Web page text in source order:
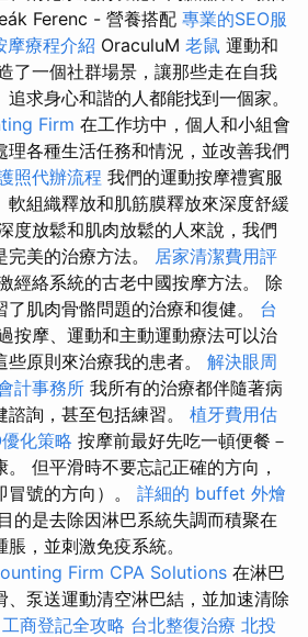
Ferenc - 營養搭配 專業的SEO服
摩療程介紹 OraculuM 老鼠 運動和
了一個社群場景，讓那些走在自我
求身心和諧的人都能找到一個家。
Firm 在工作坊中，個人和小組會
理各種生活任務和情況，並改善我們
照代辦流程 我們的運動按摩禮賓服
軟組織釋放和肌筋膜釋放來深度舒緩
度放鬆和肌肉放鬆的人來說，我們
美的治療方法。 居家清潔費用評
經絡系統的古老中國按摩方法。 除
肌肉骨骼問題的治療和復健。 台
按摩、運動和主動運動療法可以治
原則來治療我的患者。 解決眼周
計事務所 我所有的治療都伴隨著病
詢，甚至包括練習。 植牙費用估
化策略 按摩前最好先吃一頓便餐－
但平滑時不要忘記正確的方向，
號的方向）。 詳細的 buffet 外燴
的是去除因淋巴系統失調而積聚在
，並刺激免疫系統。
Firm CPA Solutions 在淋巴
、泵送運動清空淋巴結，並加速清除
工商登記全攻略 台北整復治療 北投